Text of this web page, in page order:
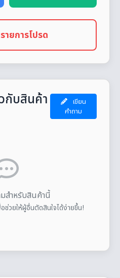
ายการโปรด
กับสินค้า
เขียน
คำถาม
สำหรับสินค้านี้
ช่วยให้ผู้อื่นตัดสินใจได้ง่ายขึ้น!